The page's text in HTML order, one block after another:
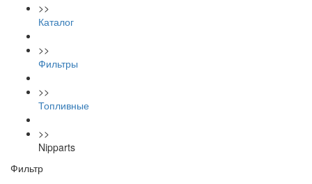
>>
Каталог
>>
Фильтры
>>
Топливные
>>
Nipparts
Фильтр